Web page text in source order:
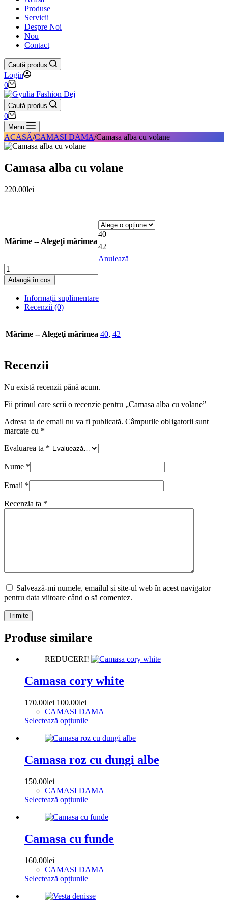
Produse
Servicii
Despre Noi
Nou
Contact
Caută produs
Login
Coș
de
cumpărături
0
Caută produs
Coș
de
cumpărături
0
Menu
ACASĂ/CAMASI DAMA/Camasa alba cu volane
Camasa alba cu volane
220.00lei
Mărime -- Alegeţi mărimea
40
42
Anulează
Cantitate
Camasa
alba
volane
Adaugă în coș
Informații suplimentare
Recenzii (0)
Mărime -- Alegeţi mărimea 40, 42
Recenzii
Nu există recenzii până acum.
Fii primul care scrii o recenzie pentru „Camasa alba cu volane”
Adresa ta de email nu va fi publicată. Câmpurile obligatorii sunt
marcate cu *
Evaluarea ta *
Nume *
Email *
Recenzia ta *
Salvează-mi numele, emailul și site-ul web în acest navigator
pentru data viitoare când o să comentez.
Trimite
Produse similare
REDUCERI!
Camasa cory white
170.00lei Prețul
inițial
a
170.00lei.
100.00lei
curent
este:
CAMASI DAMA
Selectează opțiunileAcest
are
multe
variații.
fi
alese
pagina
Camasa roz cu dungi albe
150.00lei
CAMASI DAMA
Selectează opțiunileAcest
are
multe
variații.
fi
alese
pagina
Camasa cu funde
160.00lei
CAMASI DAMA
Selectează opțiunileAcest
are